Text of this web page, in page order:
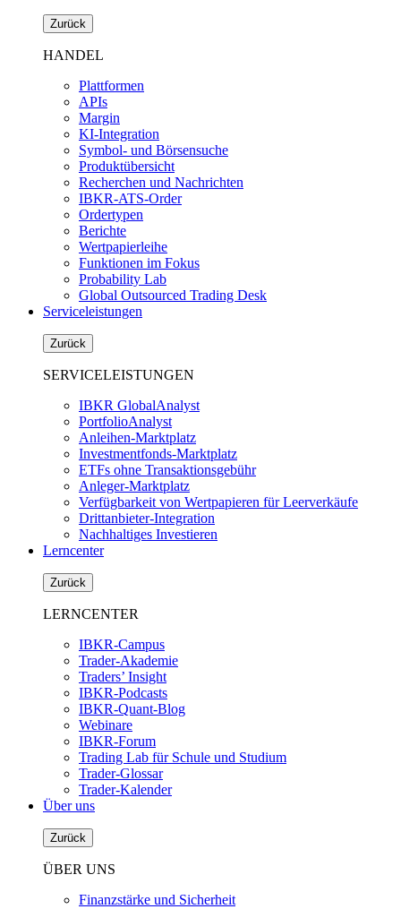
Zurück
HANDEL
Plattformen
APIs
Margin
KI-Integration
Symbol- und Börsensuche
Produktübersicht
Recherchen und Nachrichten
IBKR-ATS-Order
Ordertypen
Berichte
Wertpapierleihe
Funktionen im Fokus
Probability Lab
Global Outsourced Trading Desk
Serviceleistungen
Zurück
SERVICELEISTUNGEN
IBKR GlobalAnalyst
PortfolioAnalyst
Anleihen-Marktplatz
Investmentfonds-Marktplatz
ETFs ohne Transaktionsgebühr
Anleger-Marktplatz
Verfügbarkeit von Wertpapieren für Leerverkäufe
Drittanbieter-Integration
Nachhaltiges Investieren
Lerncenter
Zurück
LERNCENTER
IBKR-Campus
Trader-Akademie
Traders’ Insight
IBKR-Podcasts
IBKR-Quant-Blog
Webinare
IBKR-Forum
Trading Lab für Schule und Studium
Trader-Glossar
Trader-Kalender
Über uns
Zurück
ÜBER UNS
Finanzstärke und Sicherheit